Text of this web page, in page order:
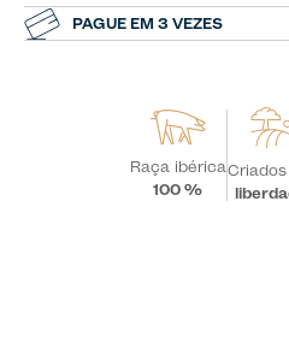
PAGUE EM 3 VEZES
Raça ibérica
100 %